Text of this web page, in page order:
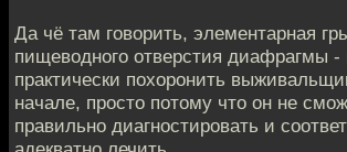
Да чё там говорить, элементарная
пищеводного отверстия диафрагмы -
практически похоронить
начале, просто потому что он не
правильно диагностировать и